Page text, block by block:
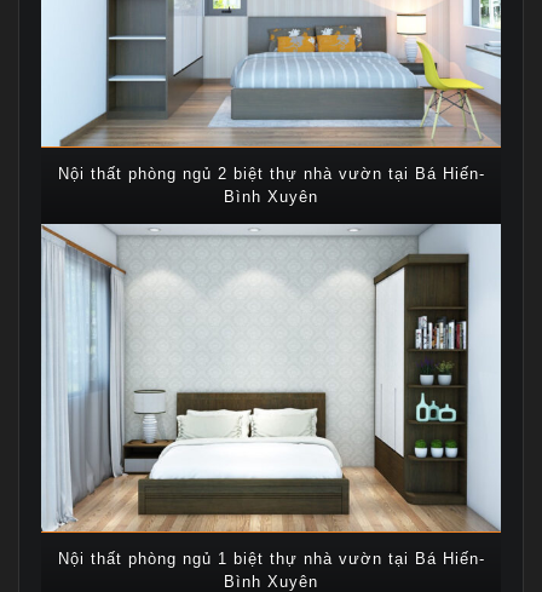
Nội thất phòng ngủ 2 biệt thự nhà vườn tại Bá Hiến-
Bình Xuyên
Nội thất phòng ngủ 1 biệt thự nhà vườn tại Bá Hiến-
Bình Xuyên